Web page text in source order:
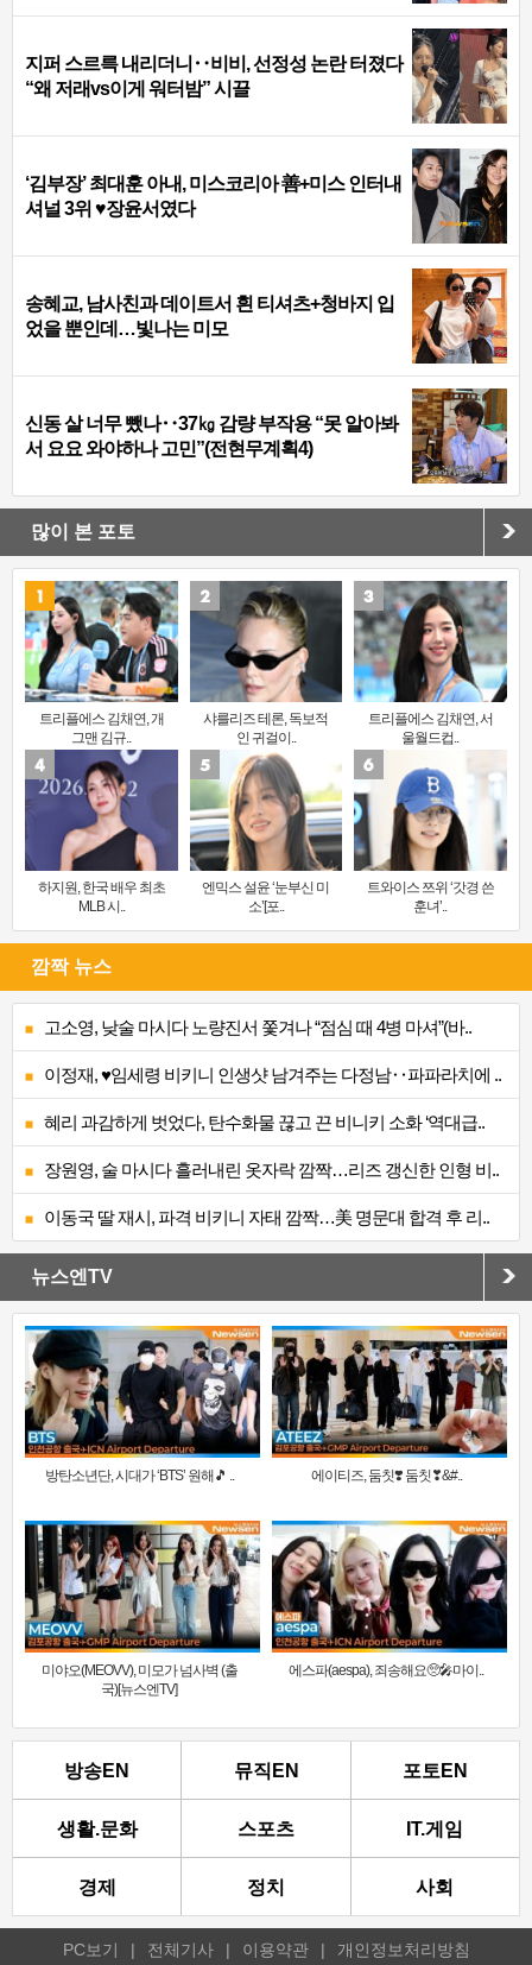
지퍼 스르륵 내리더니‥비비, 선정성 논란 터졌다
“왜 저래vs이게 워터밤” 시끌
‘김부장’ 최대훈 아내, 미스코리아 善+미스 인터내
셔널 3위 ♥장윤서였다
송혜교, 남사친과 데이트서 흰 티셔츠+청바지 입
었을 뿐인데…빛나는 미모
신동 살 너무 뺐나‥37㎏ 감량 부작용 “못 알아봐
서 요요 와야하나 고민”(전현무계획4)
많이 본 포토
트리플에스 김채연, 개
그맨 김규..
샤를리즈 테론, 독보적
인 귀걸이..
트리플에스 김채연, 서
울월드컵..
하지원, 한국 배우 최초
MLB 시..
엔믹스 설윤 ‘눈부신 미
소’[포..
트와이스 쯔위 ‘갓경 쓴
훈녀’..
깜짝 뉴스
고소영, 낮술 마시다 노량진서 쫓겨나 “점심 때 4병 마셔”(바..
이정재, ♥임세령 비키니 인생샷 남겨주는 다정남‥파파라치에 ..
혜리 과감하게 벗었다, 탄수화물 끊고 끈 비니키 소화 ‘역대급..
장원영, 술 마시다 흘러내린 옷자락 깜짝…리즈 갱신한 인형 비..
이동국 딸 재시, 파격 비키니 자태 깜짝…美 명문대 합격 후 리..
뉴스엔TV
방탄소년단, 시대가 ‘BTS’ 원해🎵 .. 에이티즈, 둠칫❣️ 둠칫❣&#..
미야오(MEOVV), 미모가 넘사벽 (출
국)[뉴스엔TV]
에스파(aespa), 죄송해요🥺🎤마이..
방송EN 뮤직EN 포토EN
생활.문화 스포츠 IT.게임
경제 정치 사회
PC보기 | 전체기사 | 이용약관 | 개인정보처리방침